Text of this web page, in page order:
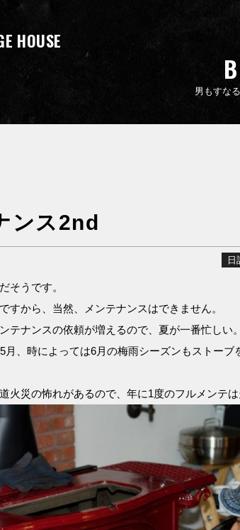
HOUSE
男もすな
ンス2nd
日
そうです。
すから、当然、メンテナンスはできません。
テナンスの依頼が増えるので、夏が一番忙しい。
月、時によっては6月の梅雨シーズンもストー
火災の怖れがあるので、年に1度のフルメンテは